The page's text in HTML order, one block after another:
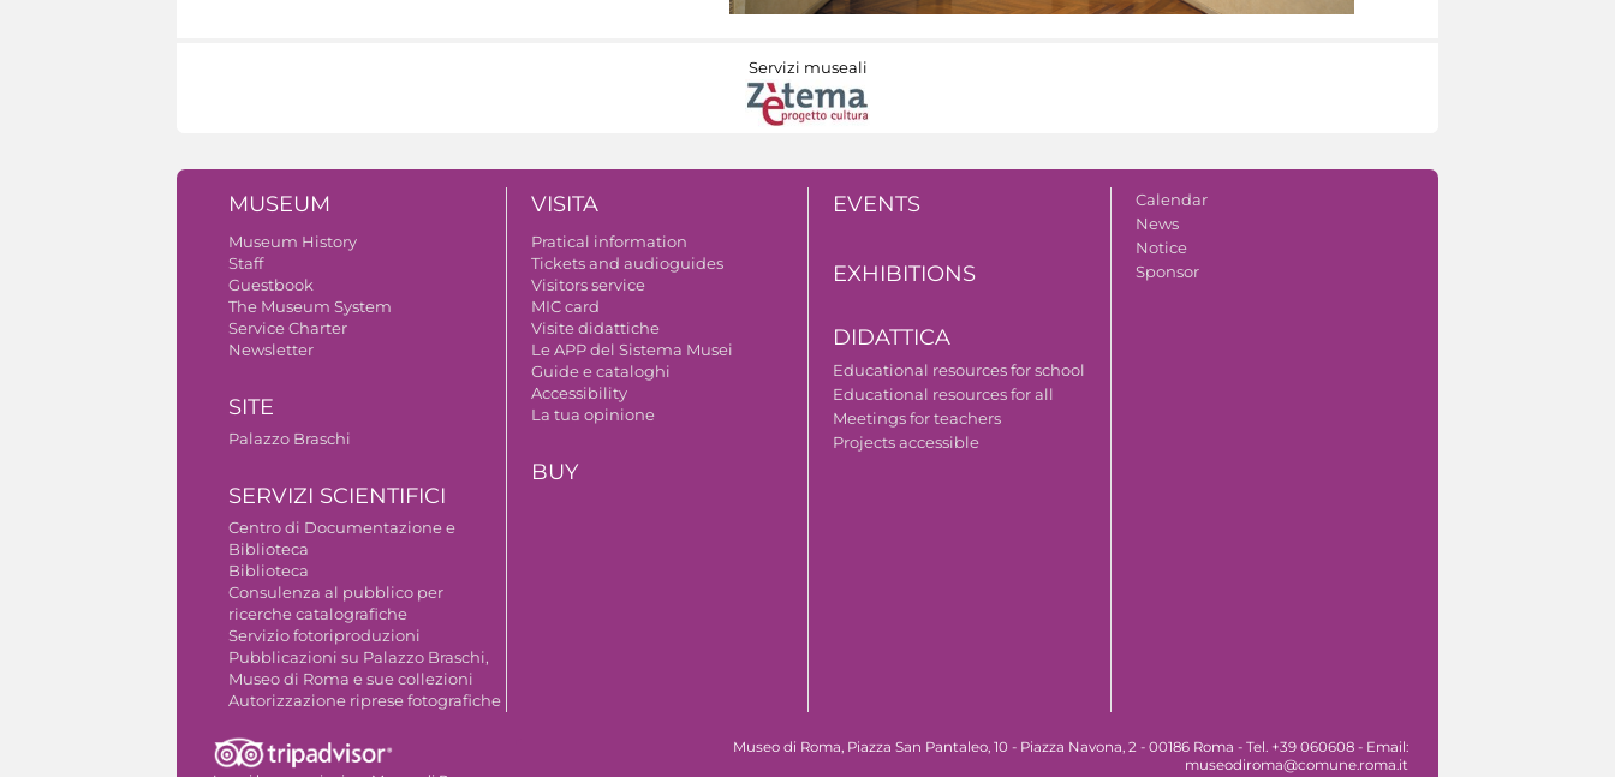
Servizi museali
MUSEUM
Museum History
Staff
Guestbook
The Museum System
Service Charter
Newsletter
SITE
Palazzo Braschi
SERVIZI SCIENTIFICI
Centro di Documentazione e
Biblioteca
Biblioteca
Consulenza al pubblico per
ricerche catalografiche
Servizio fotoriproduzioni
Pubblicazioni su Palazzo Braschi,
Museo di Roma e sue collezioni
Autorizzazione riprese fotografiche
VISITA
Pratical information
Tickets and audioguides
Visitors service
MIC card
Visite didattiche
Le APP del Sistema Musei
Guide e cataloghi
Accessibility
La tua opinione
BUY
EVENTS
EXHIBITIONS
DIDATTICA
Educational resources for school
Educational resources for all
Meetings for teachers
Projects accessible
Calendar
News
Notice
Sponsor
Museo di Roma, Piazza San Pantaleo, 10 - Piazza Navona, 2 - 00186 Roma - Tel. +39 060608 - Email:
museodiroma@comune.roma.it